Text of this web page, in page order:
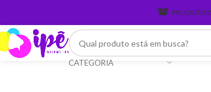
PRODUTOS
CATEGORIA